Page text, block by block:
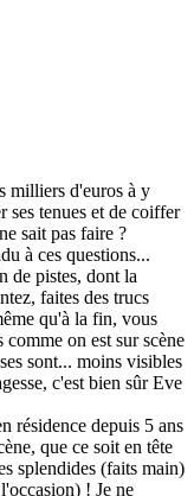
milliers d'euros à y
ses tenues et de coiffer
sait pas faire ?
à ces questions...
de pistes, dont la
faites des trucs
qu'à la fin, vous
on est sur scène
sont... moins visibles
c'est bien sûr Eve
résidence depuis 5 ans
que ce soit en tête
splendides (faits main)
! Je ne